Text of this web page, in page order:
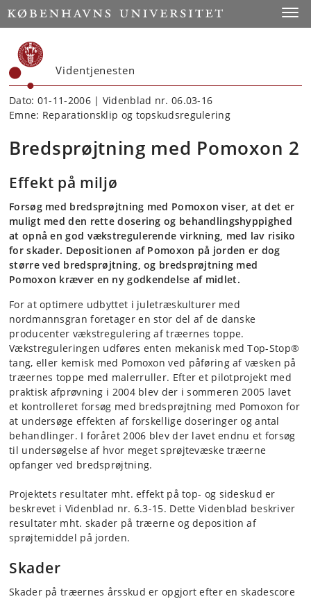
Start
Videntjenesten
Dato: 01-11-2006 | Videnblad nr. 06.03-16
Emne: Reparationsklip og topskudsregulering
Bredsprøjtning med Pomoxon 2
Effekt på miljø
Forsøg med bredsprøjtning med Pomoxon viser, at det er
muligt med den rette dosering og behandlingshyppighed
at opnå en god vækstregulerende virkning, med lav risiko
for skader. Depositionen af Pomoxon på jorden er dog
større ved bredsprøjtning, og bredsprøjtning med
Pomoxon kræver en ny godkendelse af midlet.
For at optimere udbyttet i juletræskulturer med
nordmannsgran foretager en stor del af de danske
producenter vækstregulering af træernes toppe.
Vækstreguleringen udføres enten mekanisk med Top-Stop®
tang, eller kemisk med Pomoxon ved påføring af væsken på
træernes toppe med malerruller. Efter et pilotprojekt med
praktisk afprøvning i 2004 blev der i sommeren 2005 lavet
et kontrolleret forsøg med bredsprøjtning med Pomoxon for
at undersøge effekten af forskellige doseringer og antal
behandlinger. I foråret 2006 blev der lavet endnu et forsøg
til undersøgelse af hvor meget sprøjtevæske træerne
opfanger ved bredsprøjtning.
Projektets resultater mht. effekt på top- og sideskud er
beskrevet i Videnblad nr. 6.3-15. Dette Videnblad beskriver
resultater mht. skader på træerne og deposition af
sprøjtemiddel på jorden.
Skader
Skader på træernes årsskud er opgjort efter en skadescore